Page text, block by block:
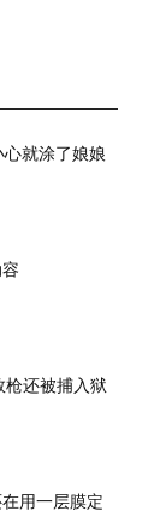
就涂了娘娘
枪还被捕入狱
用一层膜定